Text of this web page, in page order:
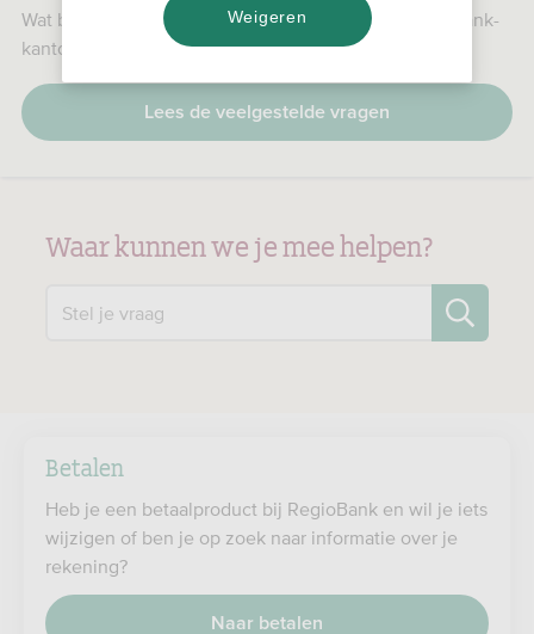
Wat betekent dat voor jou, je producten en je RegioBank-
kantoor?
Lees de veelgestelde vragen
Waar kunnen we je mee helpen?
Stel je vraag
Betalen
Heb je een betaalproduct bij RegioBank en wil je iets
wijzigen of ben je op zoek naar informatie over je
rekening?
Naar betalen
Weigeren